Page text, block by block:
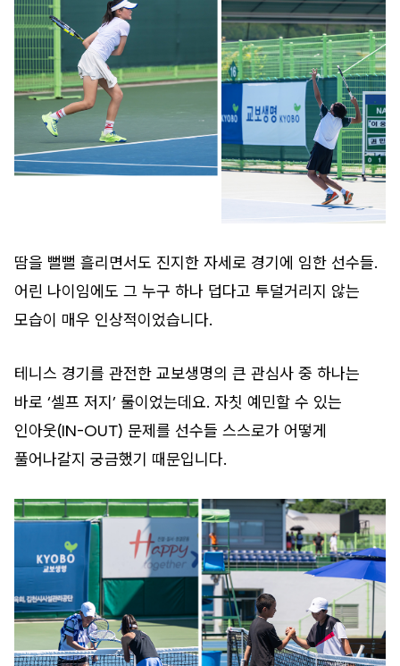
땀을 뻘뻘 흘리면서도 진지한 자세로 경기에 임한 선수들.
어린 나이임에도 그 누구 하나 덥다고 투덜거리지 않는
모습이 매우 인상적이었습니다.
테니스 경기를 관전한 교보생명의 큰 관심사 중 하나는
바로 ‘셀프 저지’ 룰이었는데요. 자칫 예민할 수 있는
인아웃(IN-OUT) 문제를 선수들 스스로가 어떻게
풀어나갈지 궁금했기 때문입니다.